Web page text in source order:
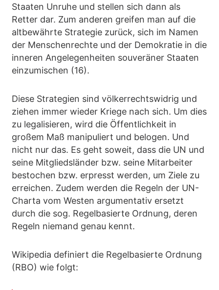
Staaten Unruhe und stellen sich dann als
Retter dar. Zum anderen greifen man auf die
altbewährte Strategie zurück, sich im Namen
der Menschenrechte und der Demokratie in die
inneren Angelegenheiten souveräner Staaten
einzumischen (16).
Diese Strategien sind völkerrechtswidrig und
ziehen immer wieder Kriege nach sich. Um dies
zu legalisieren, wird die Öffentlichkeit in
großem Maß manipuliert und belogen. Und
nicht nur das. Es geht soweit, dass die UN und
seine Mitgliedsländer bzw. seine Mitarbeiter
bestochen bzw. erpresst werden, um Ziele zu
erreichen. Zudem werden die Regeln der UN-
Charta vom Westen argumentativ ersetzt
durch die sog. Regelbasierte Ordnung, deren
Regeln niemand genau kennt.
Wikipedia definiert die Regelbasierte Ordnung
(RBO) wie folgt: